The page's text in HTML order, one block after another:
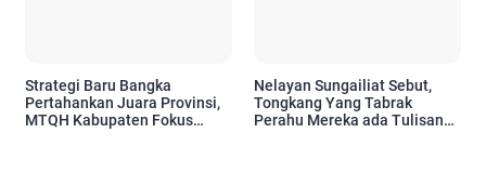
Strategi Baru Bangka
Pertahankan Juara Provinsi,
MTQH Kabupaten Fokus
Nelayan Sungailiat Sebut,
Tongkang Yang Tabrak
Perahu Mereka ada Tulisan